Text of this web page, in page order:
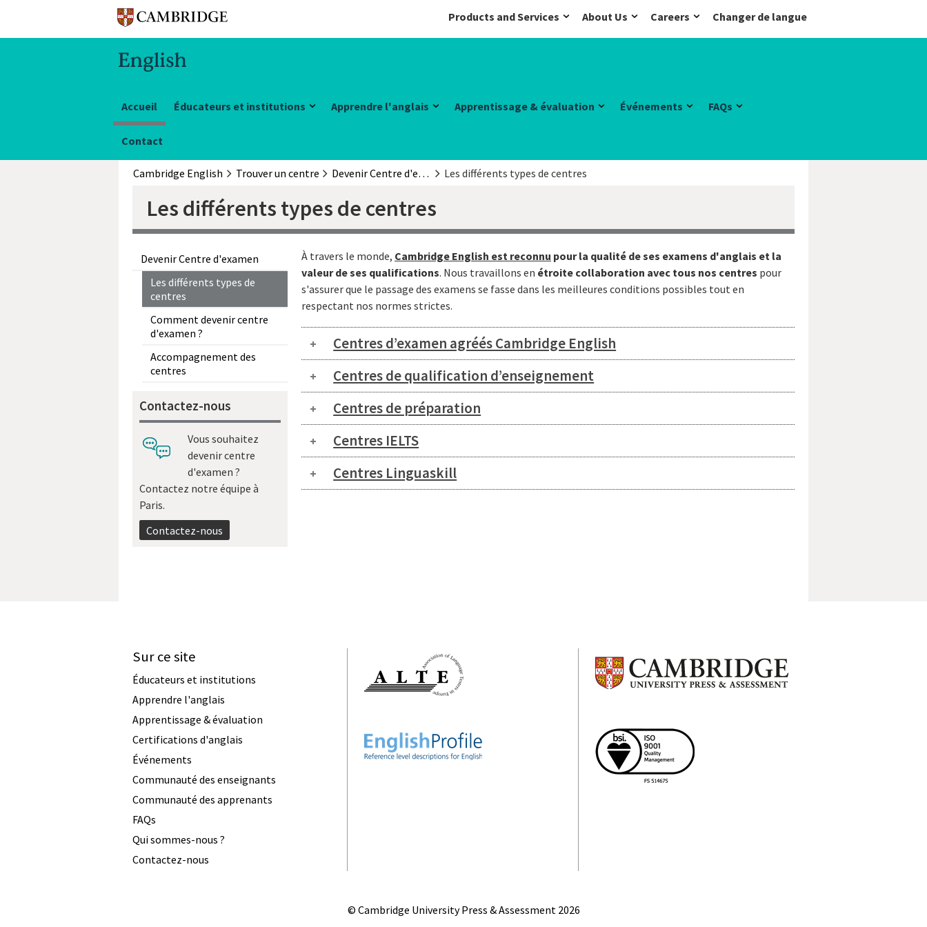
Products and Services About Us Careers Changer de langue
Accueil Éducateurs et institutions Apprendre l'anglais Apprentissage & évaluation Événements FAQs
Contact
Cambridge English Trouver un centre Devenir Centre d'examen Les différents types de centres
Les différents types de centres
Devenir Centre d'examen
Les différents types de
centres
Comment devenir centre
d'examen ?
Accompagnement des
centres
Contactez-nous
Vous souhaitez
devenir centre
d'examen ?
Contactez notre équipe à
Paris.
Contactez-nous
À travers le monde, Cambridge English est reconnu pour la qualité de ses examens d'anglais et la
valeur de ses qualifications. Nous travaillons en étroite collaboration avec tous nos centres pour
s'assurer que le passage des examens se fasse dans les meilleures conditions possibles tout en
respectant nos normes strictes.
Centres d’examen agréés Cambridge English
Centres de qualification d’enseignement
Centres de préparation
Centres IELTS
Centres Linguaskill
Sur ce site
Éducateurs et institutions
Apprendre l'anglais
Apprentissage & évaluation
Certifications d'anglais
Événements
Communauté des enseignants
Communauté des apprenants
FAQs
Qui sommes-nous ?
Contactez-nous
© Cambridge University Press & Assessment 2026